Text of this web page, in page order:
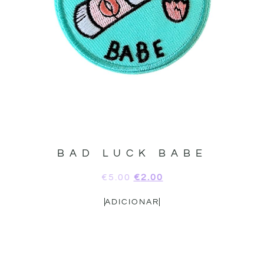
BAD LUCK BABE
€ 5.00 €2.00
ADICIONAR